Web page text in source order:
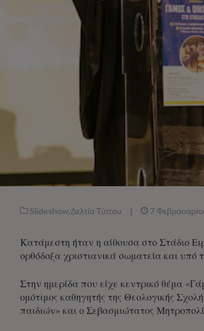
Slideshow,Δελτία Τύπου | 7
Κατάμεστη ήταν η αίθουσα στο Στάδιο
ορθόδοξα χριστιανικά σωματεία και υπό
Στην ημερίδα που είχε κεντρικό θέμα
ομότιμος καθηγητής της Θεολογικής
παιδιών» και ο Σεβασμιώτατος